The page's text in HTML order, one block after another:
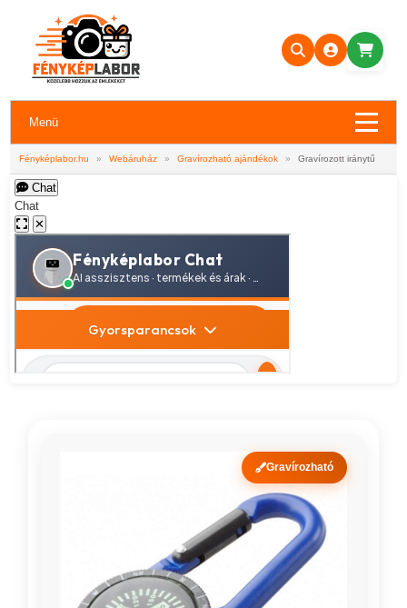
Menü
Fényképlabor.hu » Webáruház » Gravírozható ajándékok » Gravírozott iránytű
Chat
Chat
✕
Gravírozható